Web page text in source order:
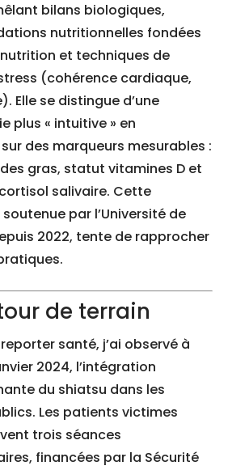
bilans biologiques,
nutritionnelles fondées
et techniques de
(cohérence cardiaque,
Elle se distingue d’une
plus « intuitive » en
des marqueurs mesurables :
gras, statut vitamines D et
salivaire. Cette
par l’Université de
2022, tente de rapprocher
de terrain
santé, j’ai observé à
2024, l’intégration
du shiatsu dans les
Les patients victimes
trois séances
financées par la Sécurité